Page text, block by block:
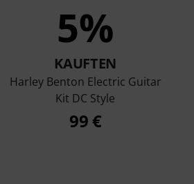
5%
KAUFTEN
Harley Benton Electric Guitar
Kit DC Style
99 €